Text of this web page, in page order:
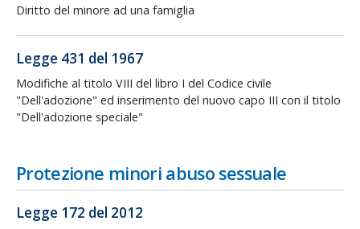
Diritto del minore ad una famiglia
Legge 431 del 1967
Modifiche al titolo VIII del libro I del Codice civile
"Dell'adozione" ed inserimento del nuovo capo III con il titolo
"Dell'adozione speciale"
Protezione minori abuso sessuale
Legge 172 del 2012